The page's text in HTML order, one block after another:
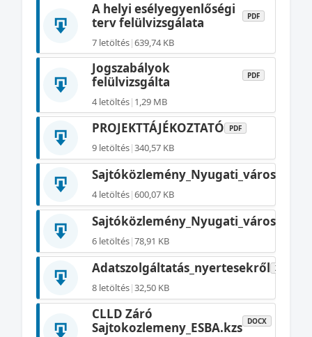
A helyi esélyegyenlőségi
terv felülvizsgálata
PDF
7 letöltés|639,74 KB
Jogszabályok
felülvizsgálta
PDF
4 letöltés| 1,29 MB
PROJEKTTÁJÉKOZTATÓ PDF
9 letöltés|340,57 KB
4 letöltés|600,07 KB
6 letöltés|78,91 KB
Adatszolgáltatás_nyertesekről XLS
8 letöltés|32,50 KB
CLLD Záró
Sajtokozlemeny_ESBA.kzs DOCX